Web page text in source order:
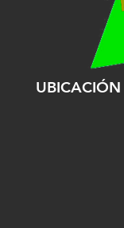
UBICACIÓN